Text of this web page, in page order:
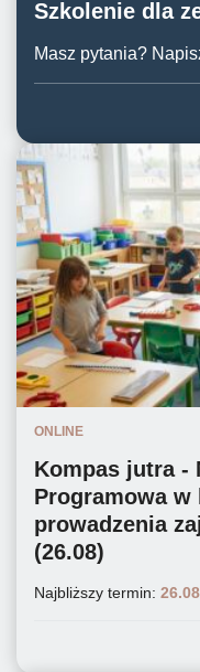
ONLINE
Kompas jutra -
Programowa
prowadzenia
(26.08)
Najbliższy termin:
Szkolenie dla
Masz pytania?